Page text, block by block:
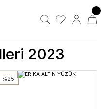
2023
%25